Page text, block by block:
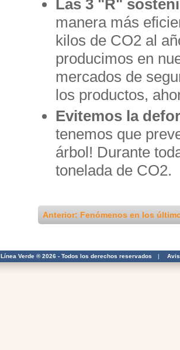
Las 3 "R"
manera más
kilos de CO2 al
producimos en
mercados de
los productos,
Evitemos la
tenemos que
árbol! Durante
tonelada de CO2.
Anterior: Fenómenos en los
Línea Verde ® 2026 - Todos los derechos reservados |